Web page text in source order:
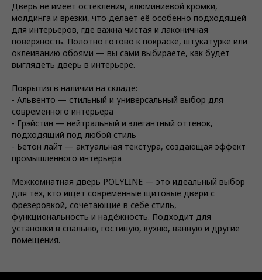
Дверь не имеет остекления, алюминиевой кромки,
молдинга и врезки, что делает её особенно подходящей
для интерьеров, где важна чистая и лаконичная
поверхность. Полотно готово к покраске, штукатурке или
оклеиванию обоями — вы сами выбираете, как будет
выглядеть дверь в интерьере.
Покрытия в наличии на складе:
- Альвенто — стильный и универсальный выбор для
современного интерьера
- Грэйстин — нейтральный и элегантный оттенок,
подходящий под любой стиль
- Бетон лайт — актуальная текстура, создающая эффект
промышленного интерьера
Межкомнатная дверь POLYLINE — это идеальный выбор
для тех, кто ищет современные щитовые двери с
фрезеровкой, сочетающие в себе стиль,
функциональность и надёжность. Подходит для
установки в спальню, гостиную, кухню, ванную и другие
помещения.